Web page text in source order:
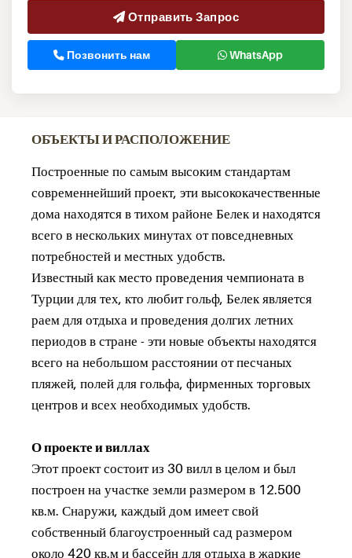
Отправить Запрос
Позвонить нам WhatsApp
ОБЪЕКТЫ И РАСПОЛОЖЕНИЕ
Построенные по самым высоким стандартам
современнейший проект, эти высококачественные
дома находятся в тихом районе Белек и находятся
всего в нескольких минутах от повседневных
потребностей и местных удобств.
Известный как место проведения чемпионата в
Турции для тех, кто любит гольф, Белек является
раем для отдыха и проведения долгих летних
периодов в стране - эти новые объекты находятся
всего на небольшом расстоянии от песчаных
пляжей, полей для гольфа, фирменных торговых
центров и всех необходимых удобств.
О проекте и виллах
Этот проект состоит из 30 вилл в целом и был
построен на участке земли размером в 12.500
кв.м. Снаружи, каждый дом имеет свой
собственный благоустроенный сад размером
около 420 кв.м и бассейн для отдыха в жаркие